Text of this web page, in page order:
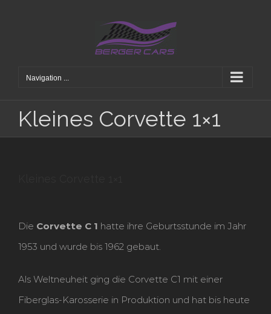
Navigation ...
Kleines Corvette 1×1
Die Corvette C 1 hatte ihre Geburtsstunde im Jahr
1953 und wurde bis 1962 gebaut.
Als Weltneuheit ging die Corvette C1 mit einer
Fiberglas-Karosserie in Produktion und hat bis heute